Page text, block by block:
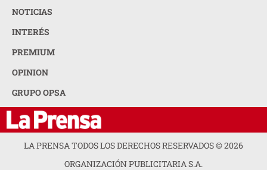
NOTICIAS
INTERÉS
PREMIUM
OPINION
GRUPO OPSA
LA PRENSA TODOS LOS DERECHOS RESERVADOS ©2026
ORGANIZACIÓN PUBLICITARIA S.A.